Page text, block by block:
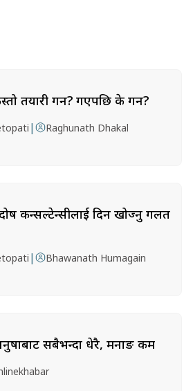
तयारी गर्ने? गएपछि के गर्ने?
| Raghunath Dhakal
दोष कन्सल्टेन्सीलाई दिन खोज्नु गलत
| Bhawanath Humagain
सबैभन्दा धेरै, मनाङ कम